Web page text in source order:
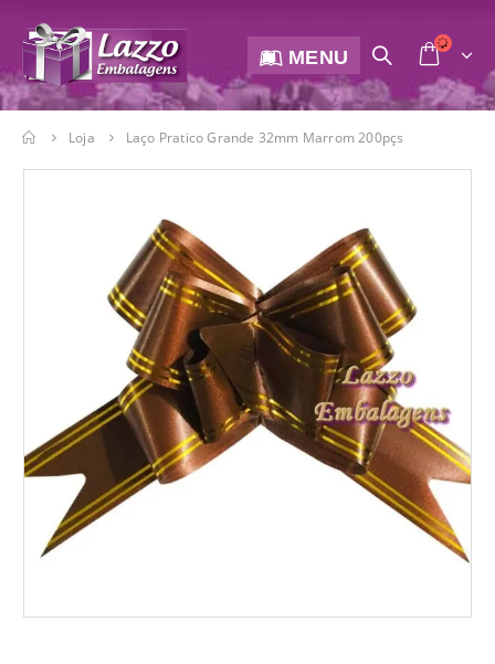
MENU
Loja Laço Pratico Grande 32mm Marrom 200pçs